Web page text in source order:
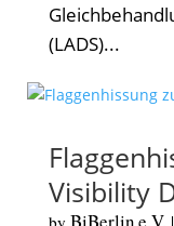
(LADS)...
Visibility
by BiBerlin e.V. |